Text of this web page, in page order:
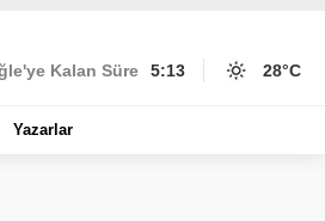
Kalan Süre 5:13 28°C
Yazarlar